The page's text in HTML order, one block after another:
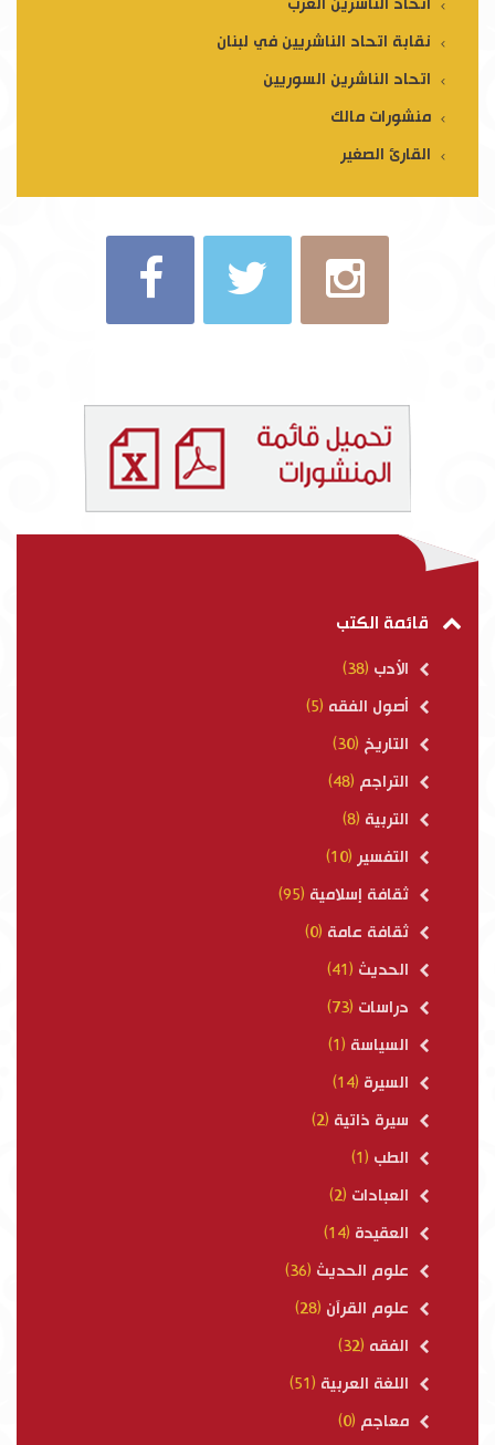
اتحاد الناشرين العرب
نقابة اتحاد الناشريين في لبنان
اتحاد الناشرين السوريين
منشورات مالك
القارئ الصغير
قائمة الكتب
الأدب (38)
أصول الفقه (5)
التاريخ (30)
التراجم (48)
التربية (8)
التفسير (10)
ثقافة إسلامية (95)
ثقافة عامة (0)
الحديث (41)
دراسات (73)
السياسة (1)
السيرة (14)
سيرة ذاتية (2)
الطب (1)
العبادات (2)
العقيدة (14)
علوم الحديث (36)
علوم القرآن (28)
الفقه (32)
اللغة العربية (51)
معاجم (0)